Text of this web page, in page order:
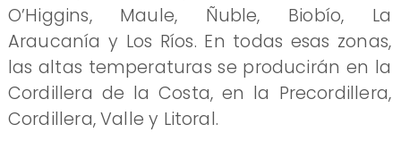
O’Higgins, Maule, Ñuble, Biobío, La
Araucanía y Los Ríos. En todas esas zonas,
las altas temperaturas se producirán en la
Cordillera de la Costa, en la Precordillera,
Cordillera, Valle y Litoral.